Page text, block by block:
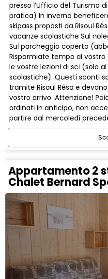
presso l’Ufficio del Turismo
pratica) In inverno
skipass proposti da Risoul
vacanze scolastiche Sul
Sul parcheggio coperto
Risparmiate tempo al
le vostre lezioni di sci (solo
scolastiche). Questi sconti
tramite Risoul Résa e
vostro arrivo. Attenzione!
ordinati in anticipo, non
partire dal mercoledì
Appartamento 2
Chalet Bernard